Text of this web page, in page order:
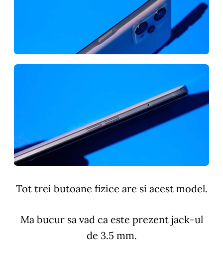
Tot trei butoane fizice are si acest model.
Ma bucur sa vad ca este prezent jack-ul
de 3.5 mm.